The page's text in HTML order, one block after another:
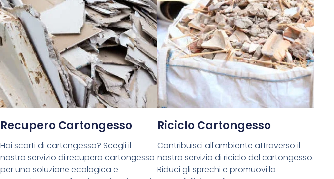
Recupero Cartongesso
Hai scarti di cartongesso? Scegli il
nostro servizio di recupero cartongesso
per una soluzione ecologica e
Riciclo Cartongesso
Contribuisci all'ambiente attraverso il
nostro servizio di riciclo del cartongesso.
Riduci gli sprechi e promuovi la